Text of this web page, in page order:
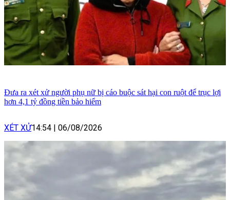
Đưa ra xét xử người phụ nữ bị cáo buộc sát hại con ruột để trục lợi
hơn 4,1 tỷ đồng tiền bảo hiểm
XÉT XỬ14:54 | 06/08/2026